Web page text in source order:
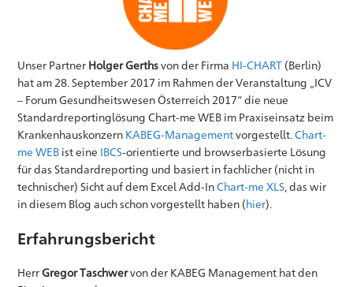
Unser Partner Holger Gerthsvon der Firma HI-CHART (Berlin)
hat am 28. September 2017 im Rahmen der Veranstaltung „ICV
– Forum Gesundheitswesen Österreich 2017“ die neue
Standardreportinglösung Chart-me WEB im Praxiseinsatz beim
Krankenhauskonzern KABEG-Managementvorgestellt.Chart-
me WEB ist eine IBCS-orientierte und browserbasierte Lösung
für das Standardreporting und basiert in fachlicher (nicht in
technischer) Sicht auf dem Excel Add-InChart-me XLS , das wir
in diesem Blog auch schon vorgestellt haben (hier).
Erfahrungsbericht
HerrGregor Taschwervon der KABEG Management hat den